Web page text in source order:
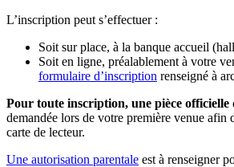
L’inscription peut s’effectuer :
Soit sur place, à la banque accueil
Soit en ligne, préalablement à votre
formulaire d’inscription renseigné à
Pour toute inscription, une pièce officielle
demandée lors de votre première venue afin
carte de lecteur.
Une autorisation parentale est à renseigner